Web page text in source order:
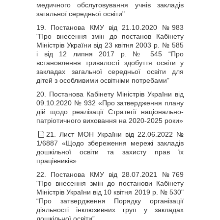
медичного обслуговування учнів закладів
загальної середньої освіти"
19. Постанова КМУ від 21.10.2020 №983
"Про внесення змін до постанов Кабінету
Міністрів України від 23 квітня 2003 р. № 585
і від 12 липня 2017 р. № 545 “Про
встановлення тривалості здобуття освіти у
закладах загальної середньої освіти для
дітей з особливими освітніми потребами”
20. Постанова Кабінету Міністрів України від
09.10.2020 № 932 «Про затвердження плану
дій щодо реалізації Стратегії національно-
патріотичного виховання на 2020-2025 роки»
21. Лист МОН України від 22.06.2022 №
1/6887 «Щодо збереження мережі закладів
дошкільної освіти та захисту прав їх
працівників»
22. Постанова КМУ від 28.07.2021 №769
"Про внесення змін до постанови Кабінету
Міністрів України від 10 квітня 2019 р. № 530"
“Про затвердження Порядку організації
діяльності інклюзивних груп у закладах